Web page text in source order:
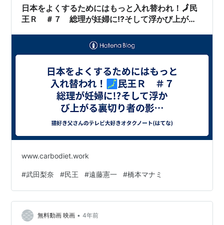
きた犯罪がなくなったわけでもない…
日本をよくするためにはもっと入れ替われ！🗾民
王Ｒ ＃７ 総理が妊婦に!?そして浮かび上がる
www.carbodiet.work
#武田梨奈 #民王 #遠藤憲一 #橋本マナミ
無料動画 映画 • 4年前